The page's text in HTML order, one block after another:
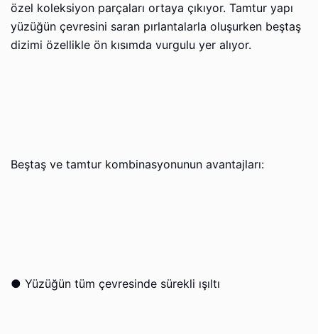
özel koleksiyon parçaları ortaya çıkıyor. Tamtur yapı
yüzüğün çevresini saran pırlantalarla oluşurken beştaş
dizimi özellikle ön kısımda vurgulu yer alıyor.
Beştaş ve tamtur kombinasyonunun avantajları:
● Yüzüğün tüm çevresinde sürekli ışıltı